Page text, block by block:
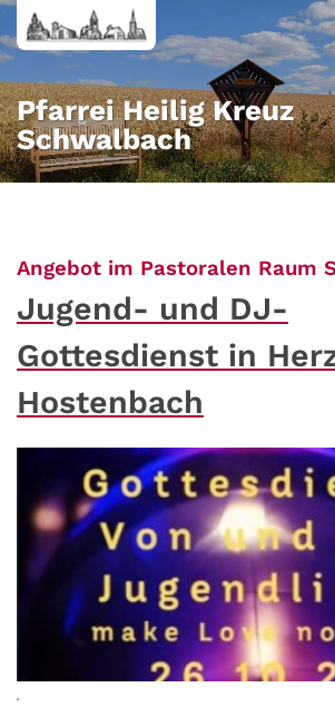
Zum Inhalt springen
Pfarrei Heilig Kreuz
Schwalbach
Angebot im Pastoralen Raum
Jugend- und DJ-
Gottesdienst in
Hostenbach
.